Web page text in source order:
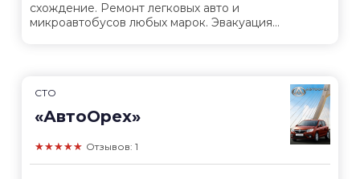
схождение. Ремонт легковых авто и
микроавтобусов любых марок. Эвакуация...
СТО
«АвтоОрех»
★★★★★ Отзывов: 1